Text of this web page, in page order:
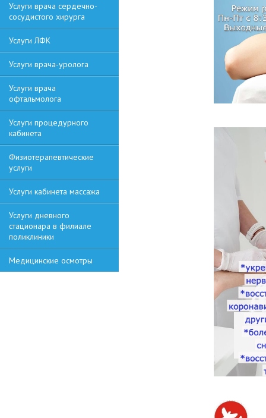
Услуги врача сердечно-
сосудистого хирурга
Услуги ЛФК
Услуги врача-уролога
Услуги врача
офтальмолога
Услуги процедурного
кабинета
Физиотерапевтические
услуги
Услуги кабинета массажа
Услуги дневного
стационара в филиале
поликлиники
Медицинские осмотры